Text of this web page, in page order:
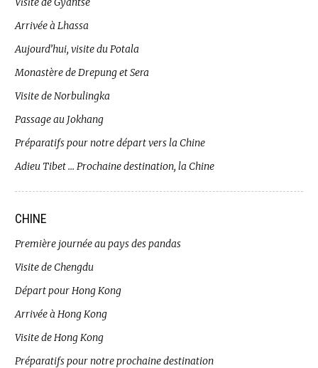
Arrivée à Lhassa
Aujourd’hui, visite du Potala
Monastère de Drepung et Sera
Visite de Norbulingka
Passage au Jokhang
Préparatifs pour notre départ vers la Chine
Adieu Tibet … Prochaine destination, la Chine
CHINE
Première journée au pays des pandas
Visite de Chengdu
Départ pour Hong Kong
Arrivée à Hong Kong
Visite de Hong Kong
Préparatifs pour notre prochaine destination